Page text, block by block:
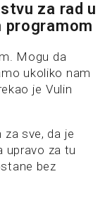
za rad u
programom
Mogu da
ukoliko nam
je Vulin
za sve, da je
upravo za tu
bez